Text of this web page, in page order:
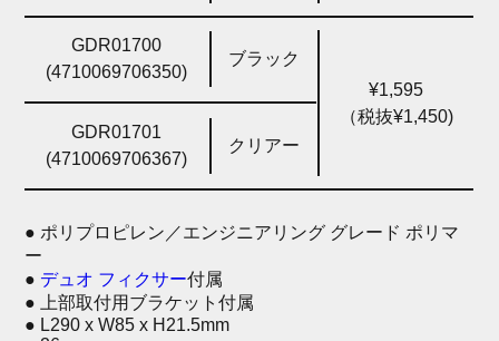
GDR01700
(4710069706350)
ブラック
¥1,595
（税抜¥1,450)
GDR01701
(4710069706367)
クリアー
● ポリプロピレン／エンジニアリング グレード ポリマ
ー
● デュオ フィクサー付属
● 上部取付用ブラケット付属
● L290 x W85 x H21.5mm